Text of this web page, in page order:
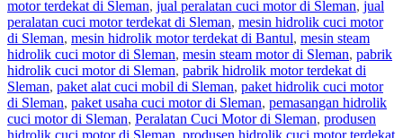
motor terdekat di Sleman, jual peralatan cuci motor di Sleman, jual
peralatan cuci motor terdekat di Sleman, mesin hidrolik cuci motor
di Sleman, mesin hidrolik motor terdekat di Bantul, mesin steam
hidrolik cuci motor di Sleman, mesin steam motor di Sleman, pabrik
hidrolik cuci motor di Sleman, pabrik hidrolik motor terdekat di
Sleman, paket alat cuci mobil di Sleman, paket hidrolik cuci motor
di Sleman, paket usaha cuci motor di Sleman, pemasangan hidrolik
cuci motor di Sleman, Peralatan Cuci Motor di Sleman, produsen
hidrolik cuci motor di Sleman, produsen hidrolik cuci motor terdekat